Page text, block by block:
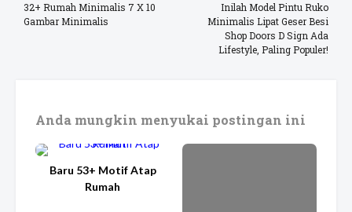
Inilah Model Pintu Ruko
Minimalis Lipat Geser Besi
Shop Doors D Sign Ada
Lifestyle, Paling Populer!
32+ Rumah Minimalis 7 X 10
Gambar Minimalis
Anda mungkin menyukai postingan ini
Baru 53+ Motif Atap
Rumah